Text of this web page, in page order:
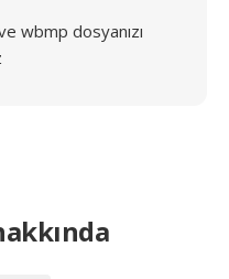
wbmp dosyanızı